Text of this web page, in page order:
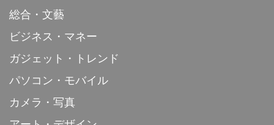
総合・文藝
ビジネス・マネー
ガジェット・トレンド
パソコン・モバイル
カメラ・写真